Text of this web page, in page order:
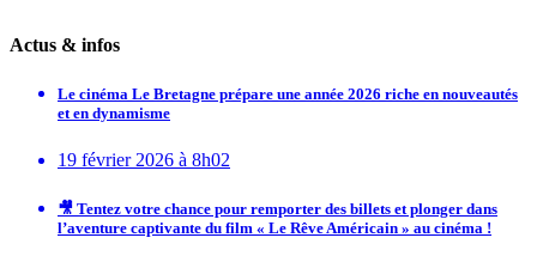
Actus & infos
Le cinéma Le Bretagne prépare une année 2026 riche en nouveautés
et en dynamisme
19 février 2026 à 8h02
🎥 Tentez votre chance pour remporter des billets et plonger dans
l’aventure captivante du film « Le Rêve Américain » au cinéma !